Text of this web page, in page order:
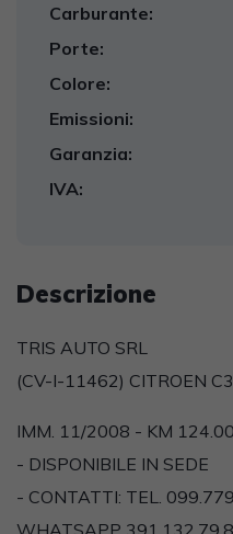
Carburante:
Porte:
Colore:
Emissioni:
Garanzia:
IVA:
Descrizione
TRIS AUTO SRL
(CV-I-11462) CITROEN
IMM. 11/2008 - KM
- DISPONIBILE IN SEDE
- CONTATTI: TEL.
WHATSAPP